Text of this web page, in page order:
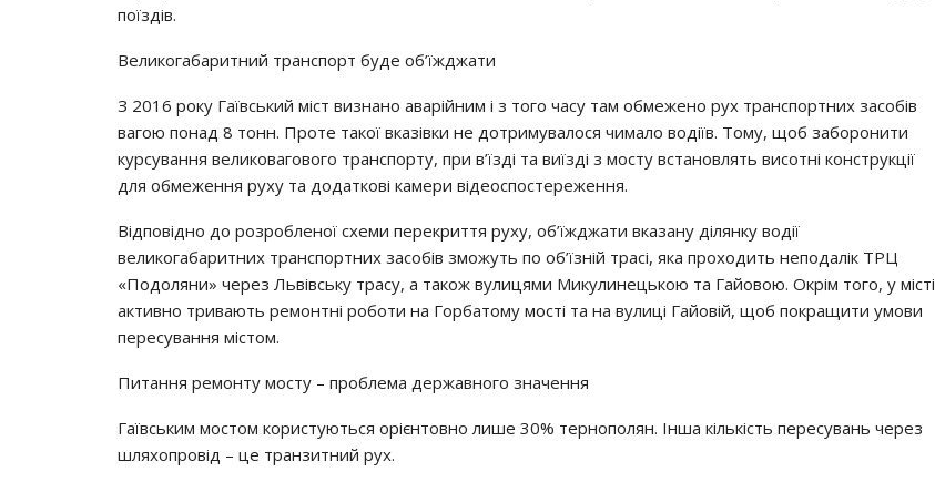
поїздів.
Великогабаритний транспорт буде об’їжджати
З 2016 року Гаївський міст визнано аварійним і з того часу там обмежено рух транспортних засобів
вагою понад 8 тонн. Проте такої вказівки не дотримувалося чимало водіїв. Тому, щоб заборонити
курсування великовагового транспорту, при в’їзді та виїзді з мосту встановлять висотні конструкції
для обмеження руху та додаткові камери відеоспостереження.
Відповідно до розробленої схеми перекриття руху, об’їжджати вказану ділянку водії
великогабаритних транспортних засобів зможуть по об’їзній трасі, яка проходить неподалік ТРЦ
«Подоляни» через Львівську трасу, а також вулицями Микулинецькою та Гайовою. Окрім того, у місті
активно тривають ремонтні роботи на Горбатому мості та на вулиці Гайовій, щоб покращити умови
пересування містом.
Питання ремонту мосту – проблема державного значення
Гаївським мостом користуються орієнтовно лише 30% тернополян. Інша кількість пересувань через
шляхопровід – це транзитний рух.